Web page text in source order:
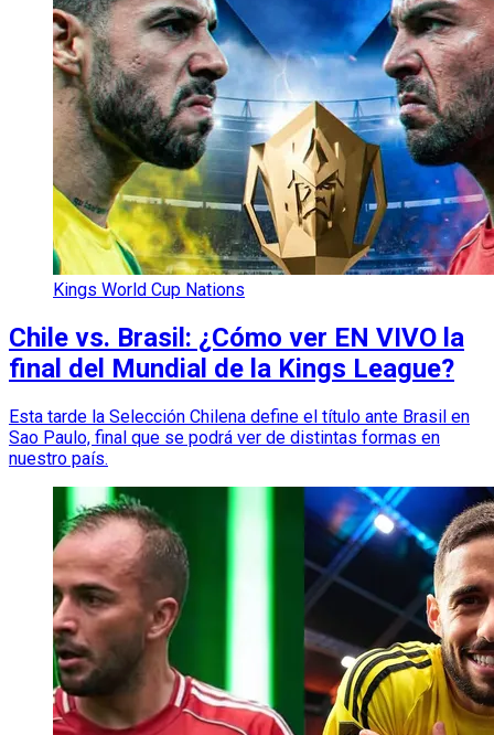
Kings World Cup Nations
Chile vs. Brasil: ¿Cómo ver EN VIVO la
final del Mundial de la Kings League?
Esta tarde la Selección Chilena define el título ante Brasil en
Sao Paulo, final que se podrá ver de distintas formas en
nuestro país.